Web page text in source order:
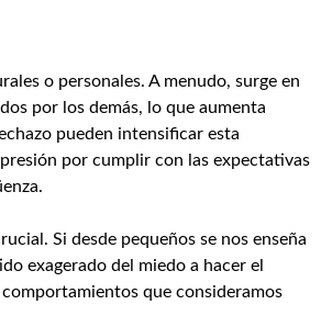
o personales. A menudo, surge en
por los demás, lo que aumenta
pueden intensificar esta
por cumplir con las expectativas
Si desde pequeños se nos enseña
exagerado del miedo a hacer el
que consideramos